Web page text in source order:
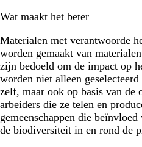
Wat maakt het beter
Materialen met verantwoorde
worden gemaakt van
zijn bedoeld om de impact op
worden niet alleen
zelf, maar ook op basis van de
arbeiders die ze telen en
gemeenschappen die
de biodiversiteit in en rond de